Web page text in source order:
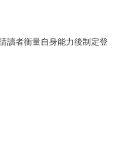
讀者衡量自身能力後制定登